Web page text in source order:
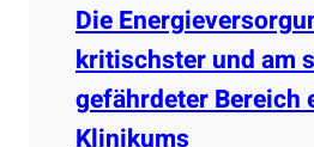
Die
kritischster und am
gefährdeter Bereich
Klinikums